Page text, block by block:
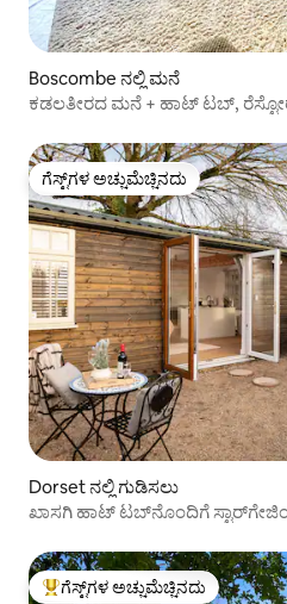
Boscombe ನಲ್ಲಿ ಮನೆ
ಕಡಲತೀರದ ಮನೆ + ಹಾಟ್ ಟಬ್,
ಗೆಸ್ಟ್‌ಗಳ ಅಚ್ಚುಮೆಚ್ಚಿನದು
ಗೆಸ್ಟ್‌ಗಳ ಅಚ್ಚುಮೆಚ್ಚಿನದು
Dorset ನಲ್ಲಿ ಗುಡಿಸಲು
ಖಾಸಗಿ ಹಾಟ್ ಟಬ್‌ನೊಂದಿಗೆ
ಗೆಸ್ಟ್‌ಗಳಿಗೆ ಅತಿ ಹೆಚ್ಚು ಅಚ್ಚುಮೆಚ್ಚಿನದು
ಗೆಸ್ಟ್‌ಗಳ ಅಚ್ಚುಮೆಚ್ಚಿನದು